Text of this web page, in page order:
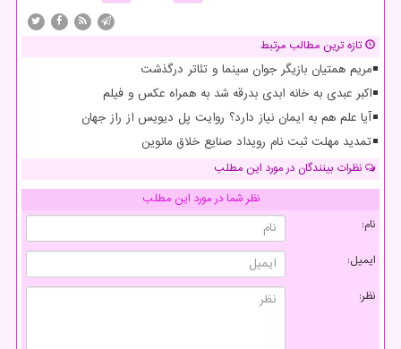
تازه ترین مطالب مرتبط
مریم همتیان بازیگر جوان سینما و تئاتر درگذشت
اکبر عبدی به خانه ابدی بدرقه شد به همراه عکس و فیلم
آیا علم هم به ایمان نیاز دارد؟ روایت پل دیویس از راز جهان
تمدید مهلت ثبت نام رویداد صنایع خلاق مانوین
نظرات بینندگان در مورد این مطلب
نظر شما در مورد این مطلب
نام:
ایمیل:
نظر: